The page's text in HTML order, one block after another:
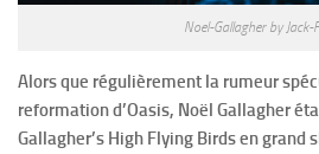
Noel-Gallagher by Jack-
Alors que régulièrement la rumeur
reformation d’Oasis, Noël Gallagher
Gallagher’s High Flying Birds en grand